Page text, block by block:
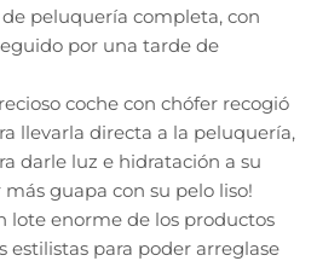
peluquería completa, con
por una tarde de
coche con chófer recogió
llevarla directa a la peluquería,
darle luz e hidratación a su
más guapa con su pelo liso!
lote enorme de los productos
estilistas para poder arreglase